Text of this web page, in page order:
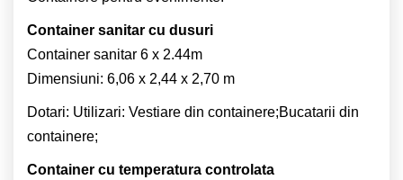
Container sanitar cu dusuri
Container sanitar 6 x 2.44m
Dimensiuni: 6,06 x 2,44 x 2,70 m
Dotari: Utilizari: Vestiare din containere;Bucatarii din
containere;
Container cu temperatura controlata